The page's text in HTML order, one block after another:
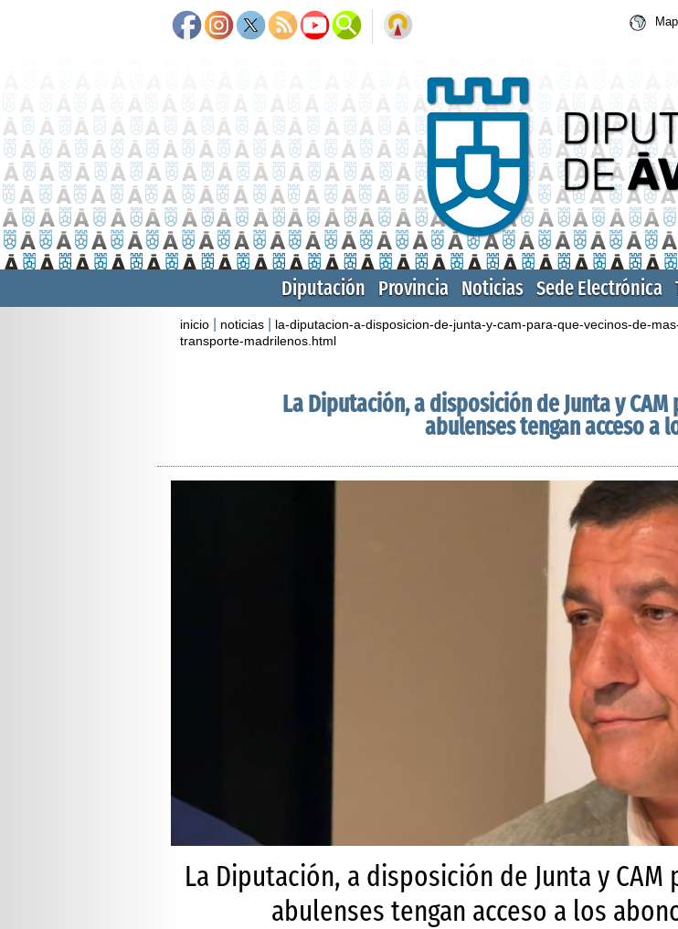
Diputación Provincia Noticias Sede Electrónica
inicio noticias
la-diputacion-a-disposicion-de-junta-y-cam-para-que-vecinos-de-
transporte-madrilenos.html
La Diputación, a disposición de Junta y
abulenses tengan acceso a
La Diputación, a disposición de Junta y
abulenses tengan acceso a los